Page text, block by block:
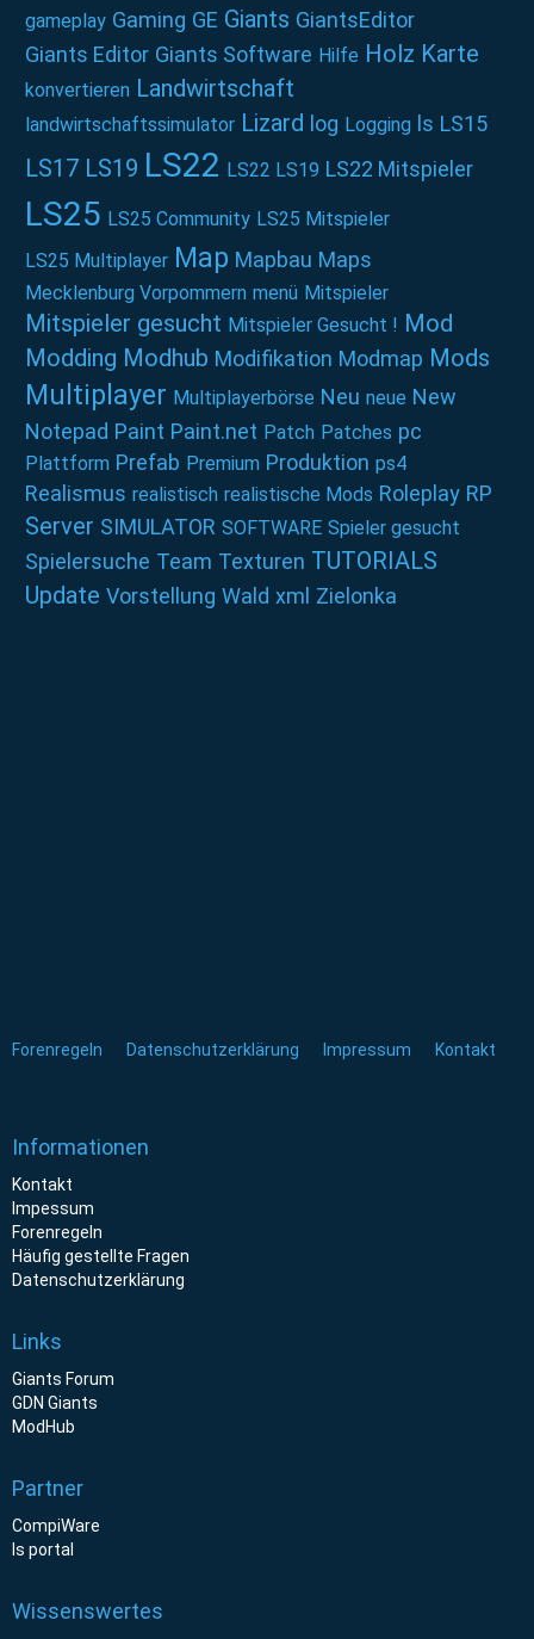
gameplay Gaming GE Giants GiantsEditor
Giants Editor Giants Software Hilfe Holz Karte
konvertieren Landwirtschaft
landwirtschaftssimulator Lizard log Logging ls LS15
LS17 LS19 LS22 LS22 LS19 LS22 Mitspieler
LS25 LS25 Community LS25 Mitspieler
LS25 Multiplayer Map Mapbau Maps
Mecklenburg Vorpommern menü Mitspieler
Mitspieler gesucht Mitspieler Gesucht ! Mod
Modding Modhub Modifikation Modmap Mods
Multiplayer Multiplayerbörse Neu neue New
Notepad Paint Paint.net Patch Patches pc
Plattform Prefab Premium Produktion ps4
Realismus realistisch realistische Mods Roleplay RP
Server SIMULATOR SOFTWARE Spieler gesucht
Spielersuche Team Texturen TUTORIALS
Update Vorstellung Wald xml Zielonka
Forenregeln Datenschutzerklärung Impressum Kontakt
Informationen
Kontakt
Impessum
Forenregeln
Häufig gestellte Fragen
Datenschutzerklärung
Links
Giants Forum
GDN Giants
ModHub
Partner
CompiWare
ls portal
Wissenswertes